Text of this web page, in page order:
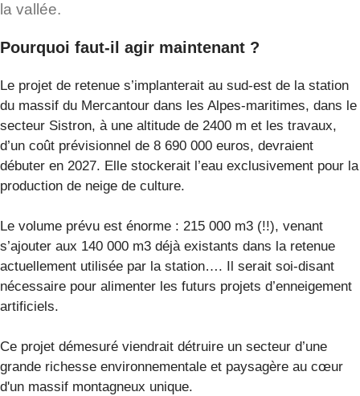
la vallée.
Pourquoi faut-il agir maintenant ?
Le projet de retenue s’implanterait au sud-est de la station
du massif du Mercantour dans les Alpes-maritimes, dans le
secteur Sistron, à une altitude de 2400 m et les travaux,
d’un coût prévisionnel de 8 690 000 euros, devraient
débuter en 2027. Elle stockerait l’eau exclusivement pour la
production de neige de culture.
Le volume prévu est énorme : 215 000 m3 (!!), venant
s’ajouter aux 140 000 m3 déjà existants dans la retenue
actuellement utilisée par la station…. Il serait soi-disant
nécessaire pour alimenter les futurs projets d’enneigement
artificiels.
Ce projet démesuré viendrait détruire un secteur d’une
grande richesse environnementale et paysagère au cœur
d'un massif montagneux unique.